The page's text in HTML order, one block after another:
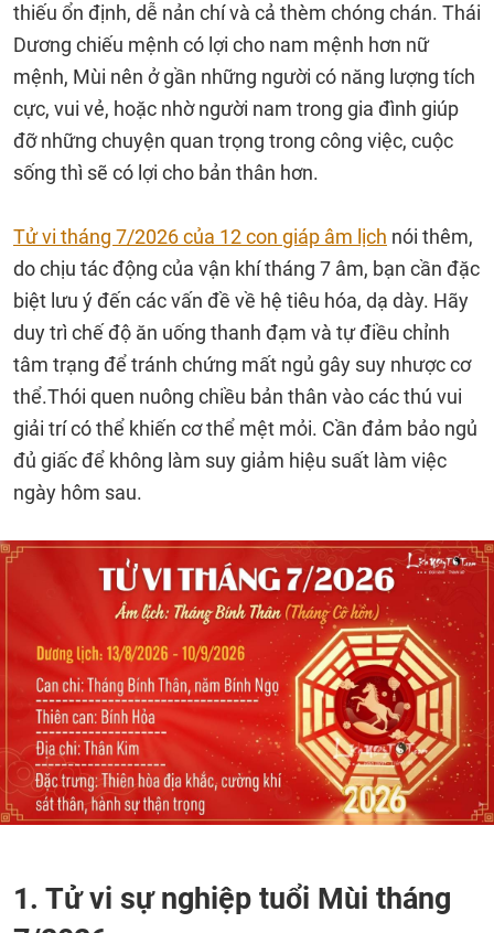
thiếu ổn định, dễ nản chí và cả thèm chóng chán. Thái
Dương chiếu mệnh có lợi cho nam mệnh hơn nữ
mệnh, Mùi nên ở gần những người có năng lượng tích
cực, vui vẻ, hoặc nhờ người nam trong gia đình giúp
đỡ những chuyện quan trọng trong công việc, cuộc
sống thì sẽ có lợi cho bản thân hơn.
Tử vi tháng 7/2026 của 12 con giáp âm lịch nói thêm,
do chịu tác động của vận khí tháng 7 âm, bạn cần đặc
biệt lưu ý đến các vấn đề về hệ tiêu hóa, dạ dày. Hãy
duy trì chế độ ăn uống thanh đạm và tự điều chỉnh
tâm trạng để tránh chứng mất ngủ gây suy nhược cơ
thể.Thói quen nuông chiều bản thân vào các thú vui
giải trí có thể khiến cơ thể mệt mỏi. Cần đảm bảo ngủ
đủ giấc để không làm suy giảm hiệu suất làm việc
ngày hôm sau.
1. Tử vi sự nghiệp tuổi Mùi tháng